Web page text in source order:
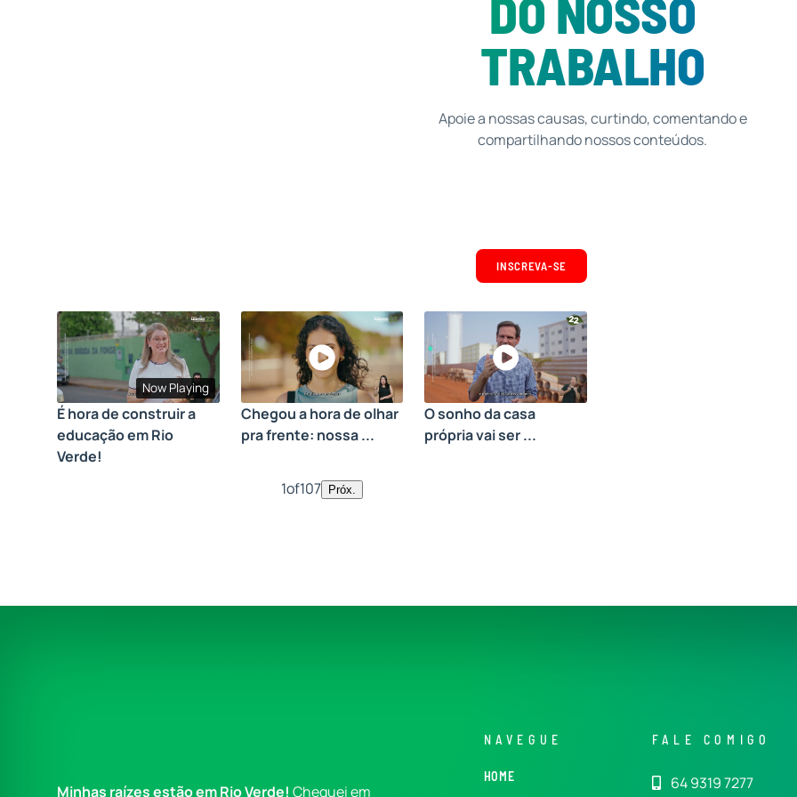
DO NOSSO
TRABALHO
Apoie a nossas causas, curtindo, comentando e
compartilhando nossos conteúdos.
INSCREVA-SE
Now Playing
É hora de construir a
educação em Rio
Verde!
Chegou a hora de olhar
pra frente: nossa ...
O sonho da casa
própria vai ser ...
1of107 Próx.
Minhas raízes estão em Rio Verde! Cheguei em
NAVEGUE
HOME
FALE COMIGO
64 9319 7277